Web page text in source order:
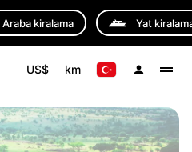
Araba kiralama Yat
US$ km